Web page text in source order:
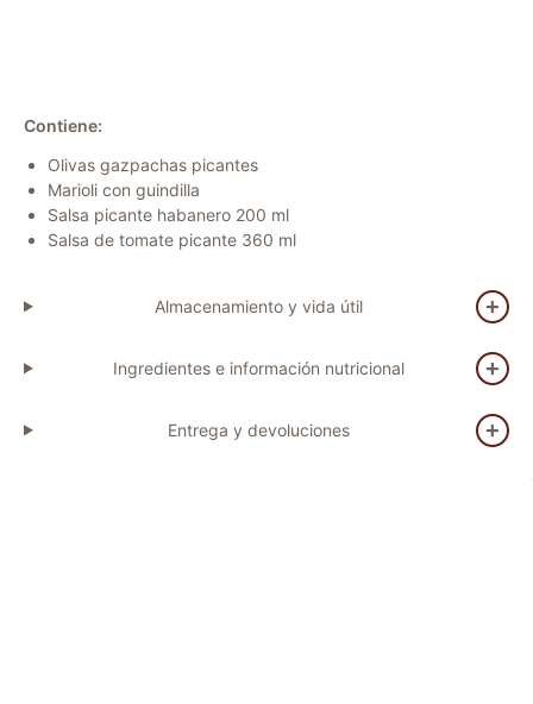
Contiene:
Olivas gazpachas picantes
Marioli con guindilla
Salsa picante habanero 200 ml
Salsa de tomate picante 360 ml
Almacenamiento y vida útil
Ingredientes e información nutricional
Entrega y devoluciones